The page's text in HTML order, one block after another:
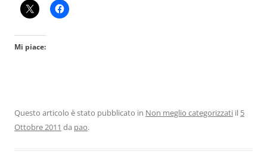
Mi piace:
Questo articolo è stato pubblicato in Non meglio categorizzati il 5
Ottobre 2011 da pao.